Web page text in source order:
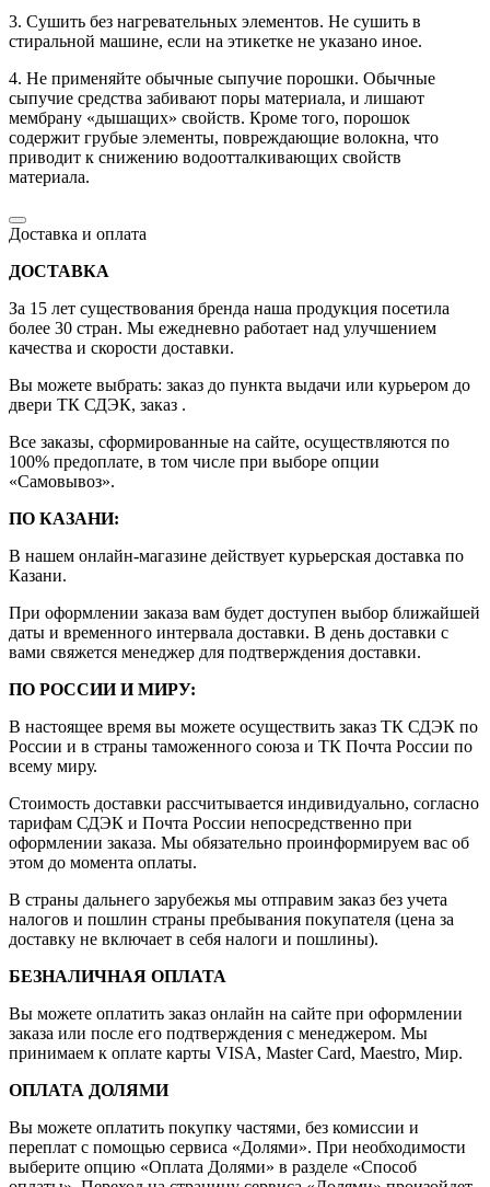
3. Сушить без нагревательных элементов. Не сушить в
стиральной машине, если на этикетке не указано иное.
4. Не применяйте обычные сыпучие порошки. Обычные
сыпучие средства забивают поры материала, и лишают
мембрану «дышащих» свойств. Кроме того, порошок
содержит грубые элементы, повреждающие волокна, что
приводит к снижению водоотталкивающих свойств
материала.
Доставка и оплата
ДОСТАВКА
За 15 лет существования бренда наша продукция посетила
более 30 стран. Мы ежедневно работает над улучшением
качества и скорости доставки.
Вы можете выбрать: заказ до пункта выдачи или курьером до
двери ТК СДЭК, заказ .
Все заказы, сформированные на сайте, осуществляются по
100% предоплате, в том числе при выборе опции
«Самовывоз».
ПО КАЗАНИ:
В нашем онлайн-магазине действует курьерская доставка по
Казани.
При оформлении заказа вам будет доступен выбор ближайшей
даты и временного интервала доставки. В день доставки с
вами свяжется менеджер для подтверждения доставки.
ПО РОССИИ И МИРУ:
В настоящее время вы можете осуществить заказ ТК СДЭК по
России и в страны таможенного союза и ТК Почта России по
всему миру.
Стоимость доставки рассчитывается индивидуально, согласно
тарифам СДЭК и Почта России непосредственно при
оформлении заказа. Мы обязательно проинформируем вас об
этом до момента оплаты.
В страны дальнего зарубежья мы отправим заказ без учета
налогов и пошлин страны пребывания покупателя (цена за
доставку не включает в себя налоги и пошлины).
БЕЗНАЛИЧНАЯ ОПЛАТА
Вы можете оплатить заказ онлайн на сайте при оформлении
заказа или после его подтверждения с менеджером. Мы
принимаем к оплате карты VISA, Master Card, Maestro, Мир.
ОПЛАТА ДОЛЯМИ
Вы можете оплатить покупку частями, без комиссии и
переплат с помощью сервиса «Долями». При необходимости
выберите опцию «Оплата Долями» в разделе «Способ